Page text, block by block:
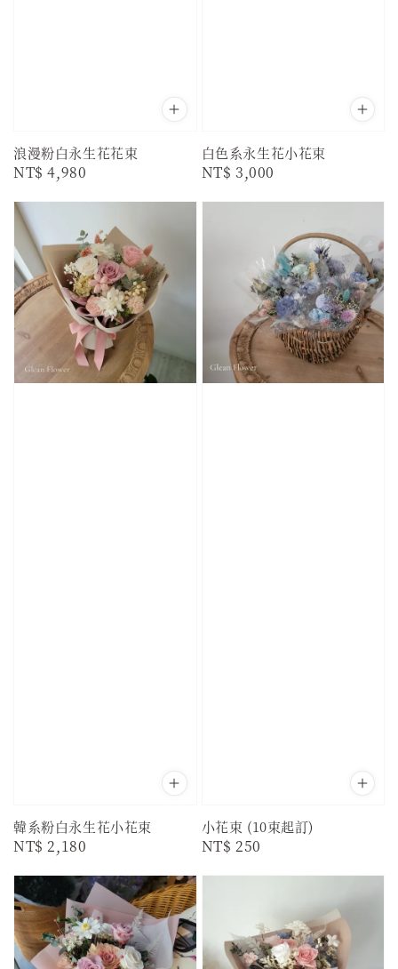
浪漫粉白永生花花束
Regular
NT$ 4,980
白色系永生花小花束
Regular
NT$ 3,000
韓系粉白永生花小花束
Regular
NT$ 2,180
小花束 (10束起訂)
Regular
NT$ 250